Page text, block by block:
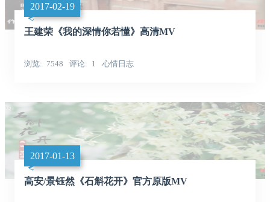
2017-02-19
王建荣《我的深情你若懂》高清MV
浏览 7548 评论 1 心情日志
2017-01-13
高安/景钰然《石斛花开》官方原版MV